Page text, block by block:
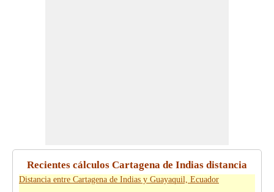
Recientes cálculos Cartagena de Indias distancia
Distancia entre Cartagena de Indias y Guayaquil, Ecuador